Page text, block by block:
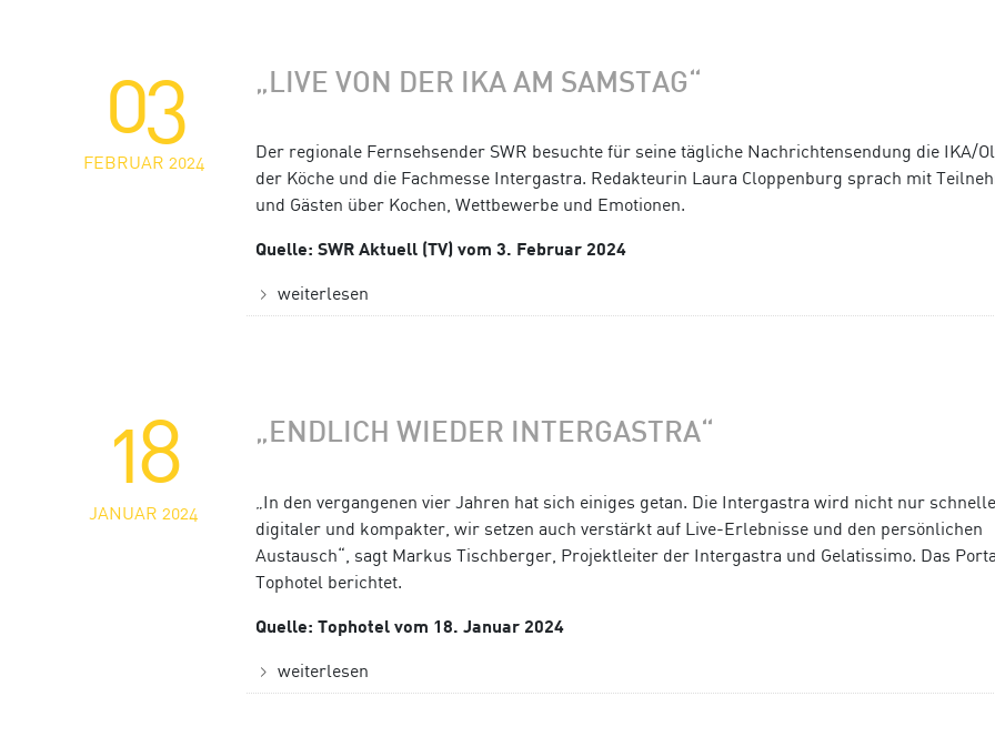
03
FEBRUAR 2024
„LIVE VON DER IKA AM SAMSTAG“
Der regionale Fernsehsender SWR besuchte für seine tägliche Nachrichtensendung die IKA/
der Köche und die Fachmesse Intergastra. Redakteurin Laura Cloppenburg sprach mit
und Gästen über Kochen, Wettbewerbe und Emotionen.
Quelle: SWR Aktuell (TV) vom 3. Februar 2024
weiterlesen
18
JANUAR 2024
„ENDLICH WIEDER INTERGASTRA“
„In den vergangenen vier Jahren hat sich einiges getan. Die Intergastra wird nicht nur
digitaler und kompakter, wir setzen auch verstärkt auf Live-Erlebnisse und den persönlichen
Austausch“, sagt Markus Tischberger, Projektleiter der Intergastra und Gelatissimo. Das
Tophotel berichtet.
Quelle: Tophotel vom 18. Januar 2024
weiterlesen